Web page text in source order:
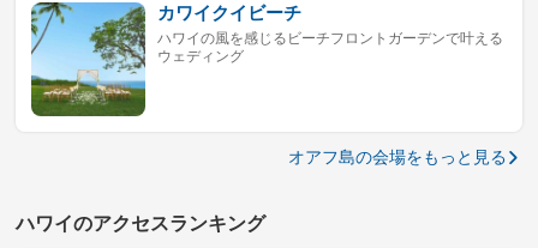
カワイクイビーチ
ハワイの風を感じるビーチフロントガーデンで叶える
ウェディング
オアフ島の会場をもっと見る
ハワイのアクセスランキング